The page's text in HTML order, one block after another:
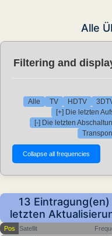
Alle
Filtering and
Alle TV HDTV
[+] Die letzten
[-] Die letzten
13
letzten
Pos Satellit